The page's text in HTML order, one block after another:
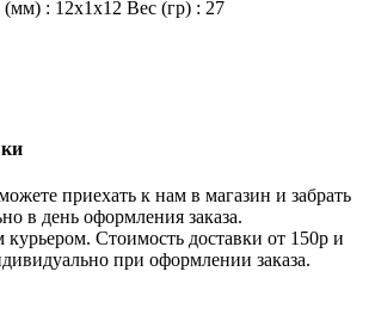
: 12х1х12 Вес (гр) : 27
приехать к нам в магазин и забрать
в день оформления заказа.
курьером. Стоимость доставки от 150р и
при оформлении заказа.